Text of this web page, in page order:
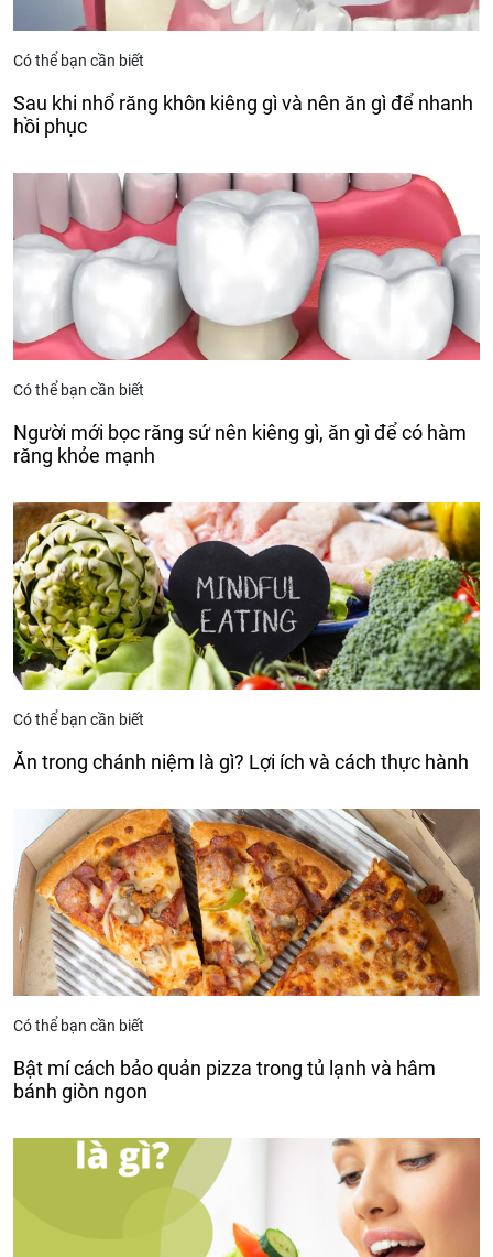
Có thể bạn cần biết
Sau khi nhổ răng khôn kiêng gì và nên ăn gì để nhanh
hồi phục
Có thể bạn cần biết
Người mới bọc răng sứ nên kiêng gì, ăn gì để có hàm
răng khỏe mạnh
Có thể bạn cần biết
Ăn trong chánh niệm là gì? Lợi ích và cách thực hành
Có thể bạn cần biết
Bật mí cách bảo quản pizza trong tủ lạnh và hâm
bánh giòn ngon